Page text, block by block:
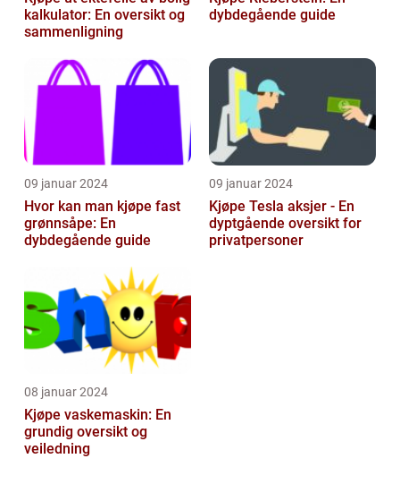
kalkulator: En oversikt og
sammenligning
dybdegående guide
09 januar 2024
Hvor kan man kjøpe fast
grønnsåpe: En
dybdegående guide
09 januar 2024
Kjøpe Tesla aksjer - En
dyptgående oversikt for
privatpersoner
08 januar 2024
Kjøpe vaskemaskin: En
grundig oversikt og
veiledning